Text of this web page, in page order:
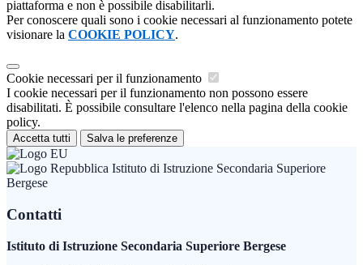
piattaforma e non è possibile disabilitarli.
Per conoscere quali sono i cookie necessari al funzionamento potete
visionare la COOKIE POLICY.
Cookie necessari per il funzionamento
I cookie necessari per il funzionamento non possono essere
disabilitati. È possibile consultare l'elenco nella pagina della cookie
policy.
Accetta tutti Salva le preferenze
Istituto di Istruzione Secondaria Superiore
Bergese
Contatti
Istituto di Istruzione Secondaria Superiore Bergese